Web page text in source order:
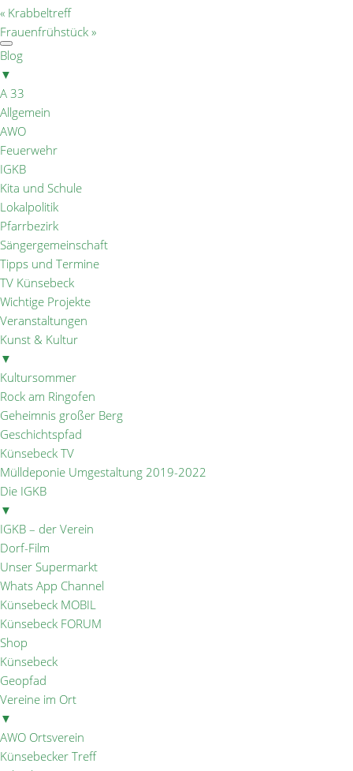
« Krabbeltreff
Frauenfrühstück »
Blog
▼
A 33
Allgemein
AWO
Feuerwehr
IGKB
Kita und Schule
Lokalpolitik
Pfarrbezirk
Sängergemeinschaft
Tipps und Termine
TV Künsebeck
Wichtige Projekte
Veranstaltungen
Kunst & Kultur
▼
Kultursommer
Rock am Ringofen
Geheimnis großer Berg
Geschichtspfad
Künsebeck TV
Mülldeponie Umgestaltung 2019-2022
Die IGKB
▼
IGKB – der Verein
Dorf-Film
Unser Supermarkt
Whats App Channel
Künsebeck MOBIL
Künsebeck FORUM
Shop
Künsebeck
Geopfad
Vereine im Ort
▼
AWO Ortsverein
Künsebecker Treff